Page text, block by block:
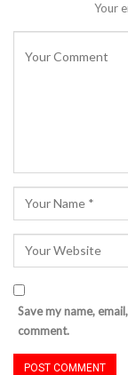
Your
Save my name,
comment.